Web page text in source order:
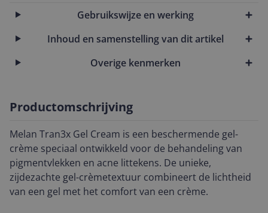
Gebruikswijze en werking
Inhoud en samenstelling van dit artikel
Overige kenmerken
Productomschrijving
Melan Tran3x Gel Cream is een beschermende gel-
crème speciaal ontwikkeld voor de behandeling van
pigmentvlekken en acne littekens. De unieke,
zijdezachte gel-crèmetextuur combineert de lichtheid
van een gel met het comfort van een crème.